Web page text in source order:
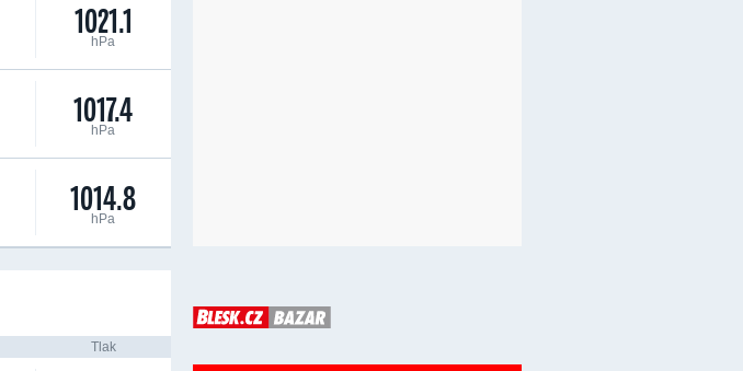
1021.1
hPa
1017.4
hPa
1014.8
hPa
Tlak